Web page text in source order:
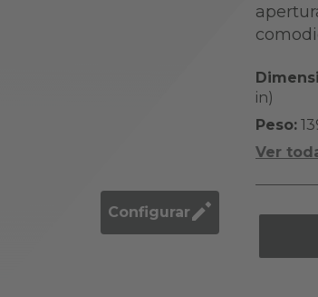
Configurar
in)
Peso:
Ver